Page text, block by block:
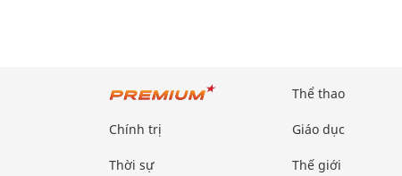
Chính trị
Thời sự
Thể thao
Giáo dục
Thế giới